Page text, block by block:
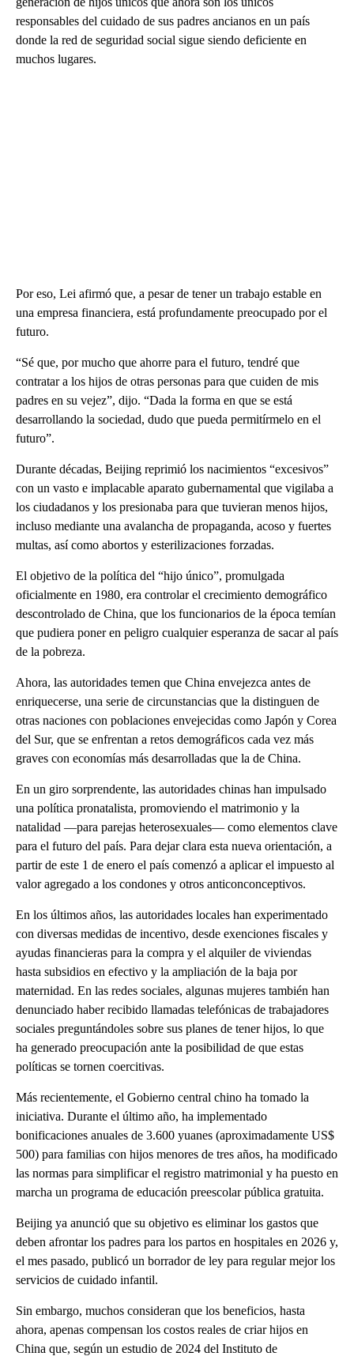
responsables del cuidado de sus padres ancianos en un país
donde la red de seguridad social sigue siendo deficiente en
muchos lugares.
Por eso, Lei afirmó que, a pesar de tener un trabajo estable en
una empresa financiera, está profundamente preocupado por el
futuro.
“Sé que, por mucho que ahorre para el futuro, tendré que
contratar a los hijos de otras personas para que cuiden de mis
padres en su vejez”, dijo. “Dada la forma en que se está
desarrollando la sociedad, dudo que pueda permitírmelo en el
futuro”.
Durante décadas, Beijing reprimió los nacimientos “excesivos”
con un vasto e implacable aparato gubernamental que vigilaba a
los ciudadanos y los presionaba para que tuvieran menos hijos,
incluso mediante una avalancha de propaganda, acoso y fuertes
multas, así como abortos y esterilizaciones forzadas.
El objetivo de la política del “hijo único”, promulgada
oficialmente en 1980, era controlar el crecimiento demográfico
descontrolado de China, que los funcionarios de la época temían
que pudiera poner en peligro cualquier esperanza de sacar al país
de la pobreza.
Ahora, las autoridades temen que China envejezca antes de
enriquecerse, una serie de circunstancias que la distinguen de
otras naciones con poblaciones envejecidas como Japón y Corea
del Sur, que se enfrentan a retos demográficos cada vez más
graves con economías más desarrolladas que la de China.
En un giro sorprendente, las autoridades chinas han impulsado
una política pronatalista, promoviendo el matrimonio y la
natalidad —para parejas heterosexuales— como elementos clave
para el futuro del país. Para dejar clara esta nueva orientación, a
partir de este 1 de enero el país comenzó a aplicar el impuesto al
valor agregado a los condones y otros anticonconceptivos.
En los últimos años, las autoridades locales han experimentado
con diversas medidas de incentivo, desde exenciones fiscales y
ayudas financieras para la compra y el alquiler de viviendas
hasta subsidios en efectivo y la ampliación de la baja por
maternidad. En las redes sociales, algunas mujeres también han
denunciado haber recibido llamadas telefónicas de trabajadores
sociales preguntándoles sobre sus planes de tener hijos, lo que
ha generado preocupación ante la posibilidad de que estas
políticas se tornen coercitivas.
Más recientemente, el Gobierno central chino ha tomado la
iniciativa. Durante el último año, ha implementado
bonificaciones anuales de 3.600 yuanes (aproximadamente US$
500) para familias con hijos menores de tres años, ha modificado
las normas para simplificar el registro matrimonial y ha puesto en
marcha un programa de educación preescolar pública gratuita.
Beijing ya anunció que su objetivo es eliminar los gastos que
deben afrontar los padres para los partos en hospitales en 2026 y,
el mes pasado, publicó un borrador de ley para regular mejor los
servicios de cuidado infantil.
Sin embargo, muchos consideran que los beneficios, hasta
ahora, apenas compensan los costos reales de criar hijos en
China que, según un estudio de 2024 del Instituto de